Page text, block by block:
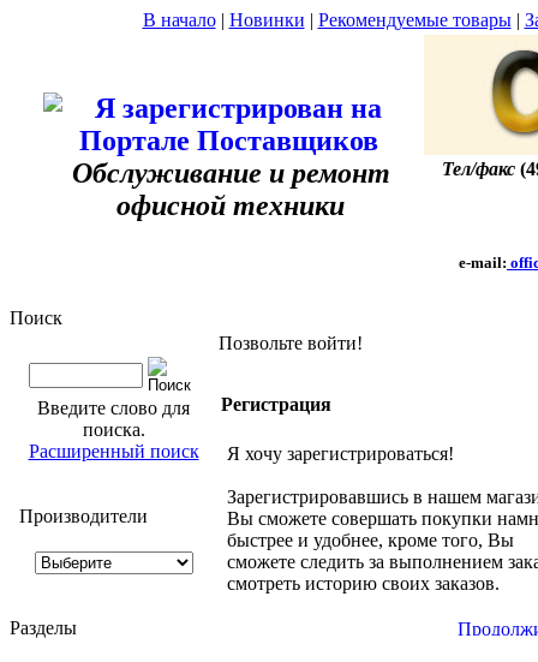
В начало| Новинки | Рекомендуемые товары|
Обслуживание и ремонт
офисной техники
Тел/факс
e-mail:
Поиск
Введите слово для
поиска.
Расширенный поиск
Производители
Разделы
Позвольте войти!
Регистрация
Я хочу зарегистрироваться!
Зарегистрировавшись в нашем
Вы сможете совершать покупки
быстрее и удобнее, кроме того, Вы
сможете следить за выполнением
смотреть историю своих заказов.